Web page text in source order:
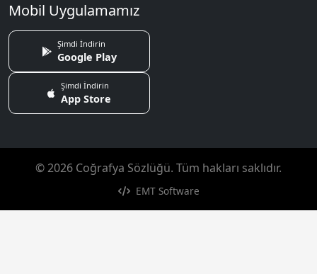
Mobil Uygulamamız
Şimdi İndirin
Google Play
Şimdi İndirin
App Store
© 2026 Coğrafya Sözlüğü. Tüm hakları saklıdır.
EMT Software